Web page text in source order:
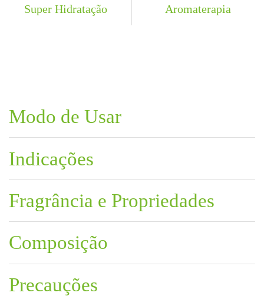
Super Hidratação Aromaterapia
Modo de Usar
Indicações
Fragrância e Propriedades
Composição
Precauções